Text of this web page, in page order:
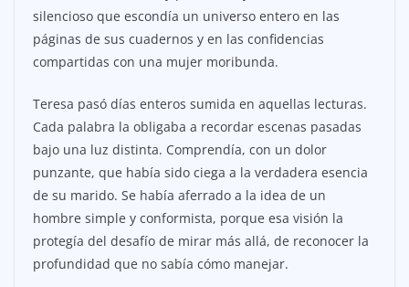
silencioso que escondía un universo entero en las
páginas de sus cuadernos y en las confidencias
compartidas con una mujer moribunda.
Teresa pasó días enteros sumida en aquellas lecturas.
Cada palabra la obligaba a recordar escenas pasadas
bajo una luz distinta. Comprendía, con un dolor
punzante, que había sido ciega a la verdadera esencia
de su marido. Se había aferrado a la idea de un
hombre simple y conformista, porque esa visión la
protegía del desafío de mirar más allá, de reconocer la
profundidad que no sabía cómo manejar.